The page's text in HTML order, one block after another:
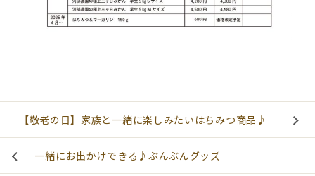
【敬老の日】家族と一緒に楽しみたいはちみつ商品♪
一緒にお出かけできる♪ぶんぶんグッズ